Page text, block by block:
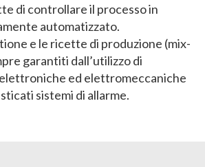
di controllare il processo in
automatizzato.
e le ricette di produzione (mix-
garantiti dall’utilizzo di
ed elettromeccaniche
sistemi di allarme.